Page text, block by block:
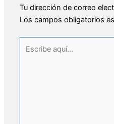
Tu dirección de correo
Los campos obligatorios
aquí...